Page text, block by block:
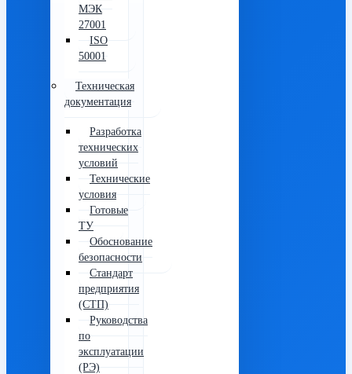
МЭК
27001
ISO
50001
Техническая
документация
Разработка
технических
условий
Технические
условия
Готовые
ТУ
Обоснование
безопасности
Стандарт
предприятия
(СТП)
Руководства
по
эксплуатации
(РЭ)